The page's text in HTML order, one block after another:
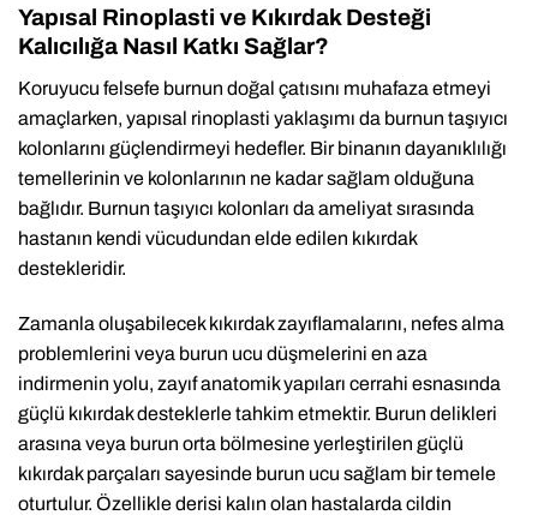
Yapısal Rinoplasti ve Kıkırdak Desteği
Kalıcılığa Nasıl Katkı Sağlar?
Koruyucu felsefe burnun doğal çatısını muhafaza etmeyi
amaçlarken, yapısal rinoplasti yaklaşımı da burnun taşıyıcı
kolonlarını güçlendirmeyi hedefler. Bir binanın dayanıklılığı
temellerinin ve kolonlarının ne kadar sağlam olduğuna
bağlıdır. Burnun taşıyıcı kolonları da ameliyat sırasında
hastanın kendi vücudundan elde edilen kıkırdak
destekleridir.
Zamanla oluşabilecek kıkırdak zayıflamalarını, nefes alma
problemlerini veya burun ucu düşmelerini en aza
indirmenin yolu, zayıf anatomik yapıları cerrahi esnasında
güçlü kıkırdak desteklerle tahkim etmektir. Burun delikleri
arasına veya burun orta bölmesine yerleştirilen güçlü
kıkırdak parçaları sayesinde burun ucu sağlam bir temele
oturtulur. Özellikle derisi kalın olan hastalarda cildin